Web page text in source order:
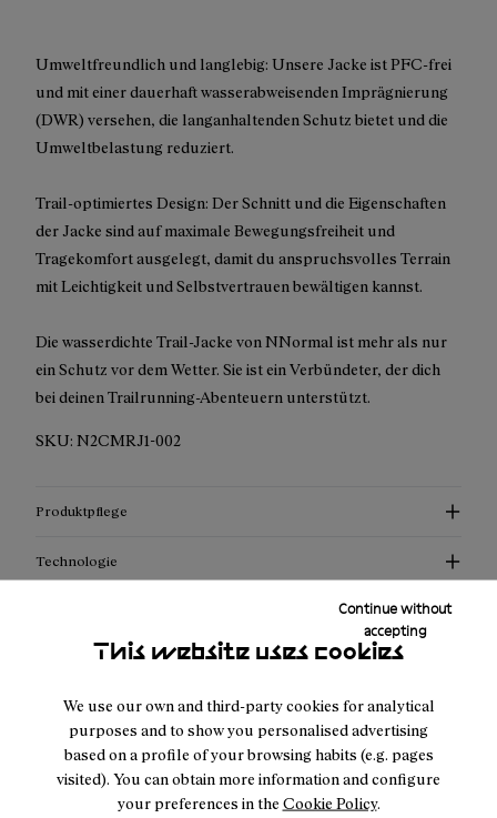
This website uses cookies
We use our own and third-party cookies for analytical
purposes and to show you personalised advertising
based on a profile of your browsing habits (e.g. pages
visited). You can obtain more information and configure
your preferences in the Cookie Policy.
Continue without
accepting
Umweltfreundlich und langlebig: Unsere Jacke ist PFC-frei
und mit einer dauerhaft wasserabweisenden Imprägnierung
(DWR) versehen, die langanhaltenden Schutz bietet und die
Umweltbelastung reduziert.
Trail-optimiertes Design: Der Schnitt und die Eigenschaften
der Jacke sind auf maximale Bewegungsfreiheit und
Tragekomfort ausgelegt, damit du anspruchsvolles Terrain
mit Leichtigkeit und Selbstvertrauen bewältigen kannst.
Die wasserdichte Trail-Jacke von NNormal ist mehr als nur
ein Schutz vor dem Wetter. Sie ist ein Verbündeter, der dich
bei deinen Trailrunning-Abenteuern unterstützt.
SKU: N2CMRJ1-002
Produktpflege
Technologie
Teilen
Glaub mir, diese neueNNormal-Jacke ist
für jeden Trail-Fan wie ein Sechser im Lotto.